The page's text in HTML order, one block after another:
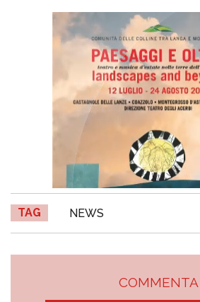
TAG NEWS
COMMENTA